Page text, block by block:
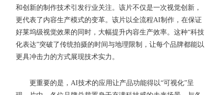
和创新的制作技术引发行业关注。该片不仅是一次视觉创新，
更代表了内容生产模式的变革。该片以全流程AI制作，在保证
好莱坞级视觉效果的同时，大幅提升内容生产效率。这种“科技
化表达”突破了传统拍摄的时间与地理限制，让每个品牌都能以
更具冲击力的方式展现技术实力。
更重要的是，AI技术的应用让产品功能得以“可视化”呈